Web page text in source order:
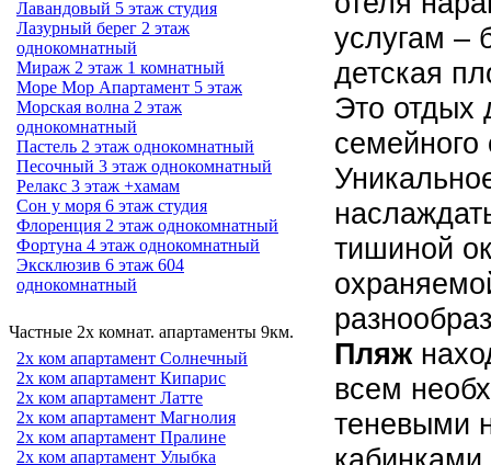
Лавандовый 5 этаж студия
Лазурный берег 2 этаж
однокомнатный
Мираж 2 этаж 1 комнатный
Море Мор Апартамент 5 этаж
Морская волна 2 этаж
однокомнатный
Пастель 2 этаж однокомнатный
Песочный 3 этаж однокомнатный
Релакс 3 этаж +хамам
Сон у моря 6 этаж студия
Флоренция 2 этаж однокомнатный
Фортуна 4 этаж однокомнатный
Эксклюзив 6 этаж 604
однокомнатный
Частные 2х комнат. апартаменты 9км.
2х ком апартамент Солнечный
2х ком апартамент Кипарис
2х ком апартамент Латте
2х ком апартамент Магнолия
2х ком апартамент Пралине
2х ком апартамент Улыбка
услугам –
детская
Это отдых
семейного
тишиной
Пляж
всем
теневыми